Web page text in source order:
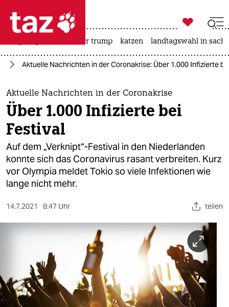
 taz zahl ich
taz zahl ich
themen
politik
öko
gesellschaft
kultur
sport
berlin
wahrheit
verlag

taz zahl ich
usa unter trump katzen landtagswahl in
Aktuelle Nachrichten in der Coronakrise: Über 1.000 Infizierte
Aktuelle Nachrichten in der Coronakrise
Über 1.000 Infizierte bei
Festival
Auf dem „Verknipt“-Festival in den Niederlanden
konnte sich das Coronavirus rasant verbreiten. Kurz
vor Olympia meldet Tokio so viele Infektionen wie
lange nicht mehr.
14.7.2021 8:47 Uhr teilen